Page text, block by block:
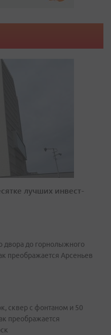
лучших инвест-
двора до горнолыжного
преображается Арсеньев
сквер с фонтаном и 50
преображается